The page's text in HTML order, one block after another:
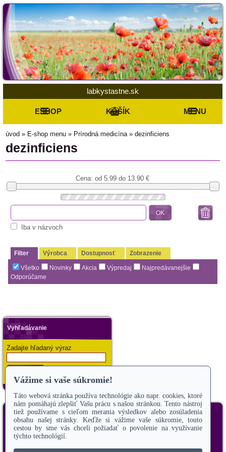
labkystastne.sk
ESHOP KOŠÍK MENU
úvod » E-shop menu » Prírodná medicína» dezinficiens
dezinficiens
Cena: od 5.99 do 13.90 €
OK
Iba v názvoch
Filter Výrobca Dostupnosť Zobrazenie
Všetko Novinky Akcia Výpredaj
Najpredávanejšie
Odporúčame
Vyhľadávanie
Zadajte hľadaný výraz
Copyright 2019Odstúpiť od zmluvy
úvod
o nás